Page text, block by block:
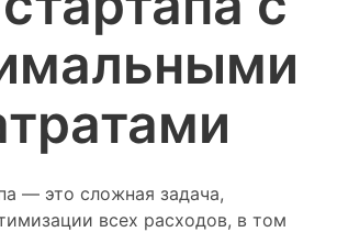
— это сложная задача,
всех расходов, в том